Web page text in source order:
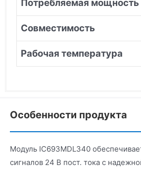
Потребляемая мощность
Совместимость
Рабочая температура
Особенности продукта
Модуль IC693MDL340
сигналов 24 В пост. тока с